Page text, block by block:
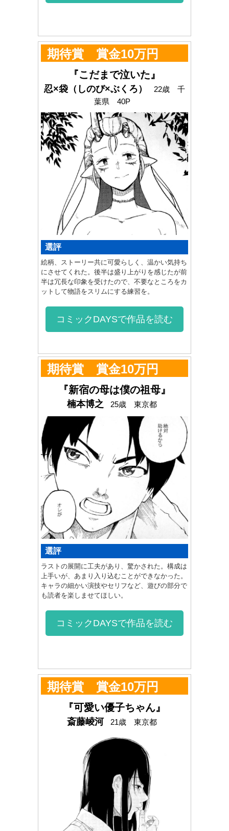
期待賞 賞金10万円
『こだまで泣いた』
忍×袋（しのび×ぶくろ）
22歳 千
葉県 40P
選評
絵柄、ストーリー共に可愛らしく、温かい気持ち
にさせてくれた。後半は盛り上がりを感じたが前
半は冗長な印象を受けたので、不要なところをカ
ットして物語をスリムにする練習を。
コミックDAYSで作品を読む
期待賞 賞金10万円
『新宿の母は僕の祖母』
楠本博之 25歳 東京都
選評
ラストの展開に工夫があり、驚かされた。構成は
上手いが、あまり入り込むことができなかった。
キャラの細かい演技やセリフなど、遊びの部分で
も読者を楽しませてほしい。
コミックDAYSで作品を読む
期待賞 賞金10万円
『可愛い優子ちゃん』
斎藤崚河 21歳 東京都